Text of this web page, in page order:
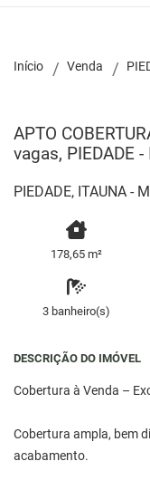
Início Venda
APTO
vagas, PIEDADE
PIEDADE, ITAUNA -
178,65 m²
3 banheiro(s)
DESCRIÇÃO DO IMÓVEL
Cobertura à Venda –
Cobertura ampla, bem
acabamento.